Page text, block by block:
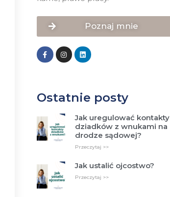
Poznaj mnie
Ostatnie posty
Jak uregulować kontakty
dziadków z wnukami na
drodze sądowej?
Przeczytaj >>
Jak ustalić ojcostwo?
Przeczytaj >>